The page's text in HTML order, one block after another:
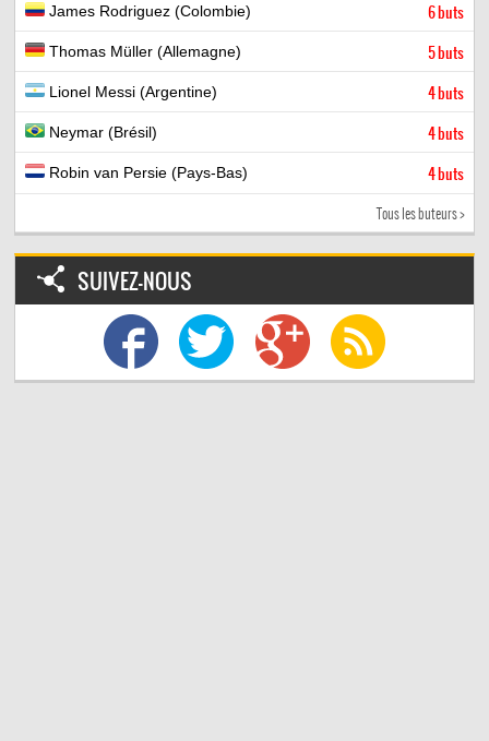
James Rodriguez (Colombie) 6 buts
Thomas Müller (Allemagne) 5 buts
Lionel Messi (Argentine) 4 buts
Neymar (Brésil) 4 buts
Robin van Persie (Pays-Bas) 4 buts
Tous les buteurs >
SUIVEZ-NOUS